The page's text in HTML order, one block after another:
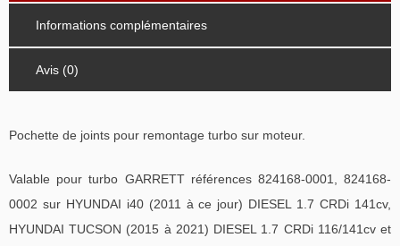
Informations complémentaires
Avis (0)
Pochette de joints pour remontage turbo sur moteur.
Valable pour turbo GARRETT références 824168-0001, 824168-
0002 sur HYUNDAI i40 (2011 à ce jour) DIESEL 1.7 CRDi 141cv,
HYUNDAI TUCSON (2015 à 2021) DIESEL 1.7 CRDi 116/141cv et